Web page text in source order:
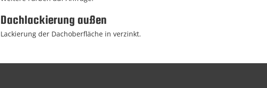
Dachlackierung außen
Lackierung der Dachoberfläche in verzinkt.